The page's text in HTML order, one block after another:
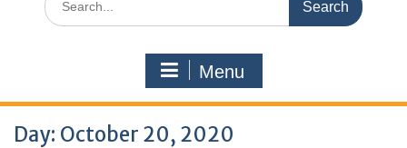
for:
Menu
Day: October 20, 2020